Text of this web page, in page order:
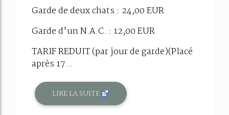
Garde de deux chats : 24,00 EUR
Garde d'un N.A.C. : 12,00 EUR
TARIF REDUIT (par jour de garde)(Placé
après 17...
LIRE LA SUITE